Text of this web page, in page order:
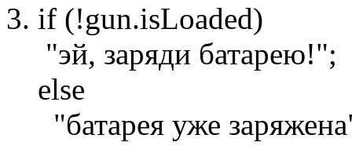
3. if (!gun.isLoaded)
"эй, заряди батарею!";
else
"батарея уже